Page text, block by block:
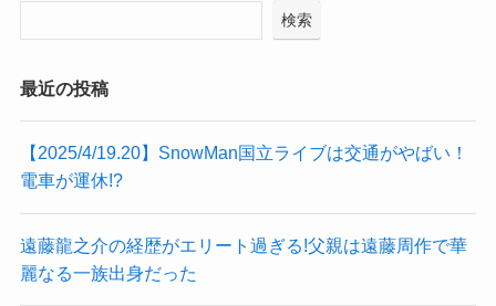
検索
最近の投稿
【2025/4/19.20】SnowMan国立ライブは交通がやばい！
電車が運休!?
遠藤龍之介の経歴がエリート過ぎる!父親は遠藤周作で華
麗なる一族出身だった